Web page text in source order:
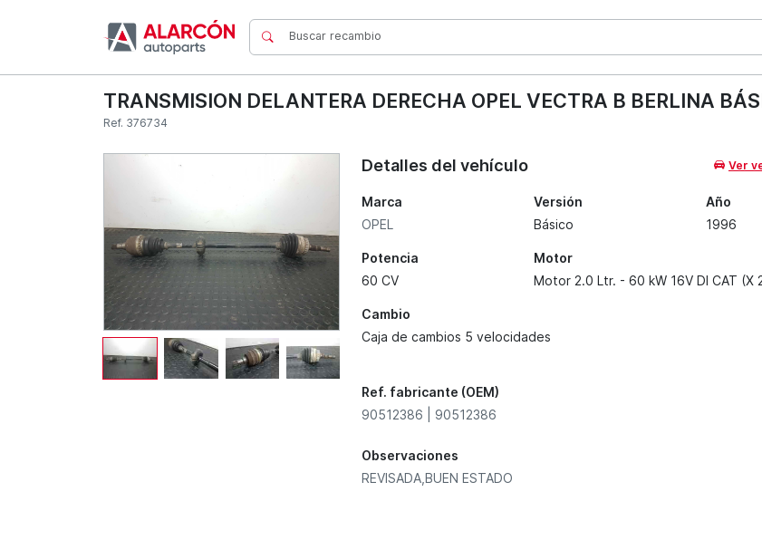
TRANSMISION DELANTERA DERECHA OPEL VECTRA B BERLINA
Ref. 376734
Detalles del vehículo Ver
Marca
OPEL
Versión
Básico
Año
1996
Potencia
60 CV
Motor
Motor 2.0 Ltr. - 60 kW 16V DI CAT (X
Cambio
Caja de cambios 5 velocidades
Ref. fabricante (OEM)
90512386 | 90512386
Observaciones
REVISADA,BUEN ESTADO